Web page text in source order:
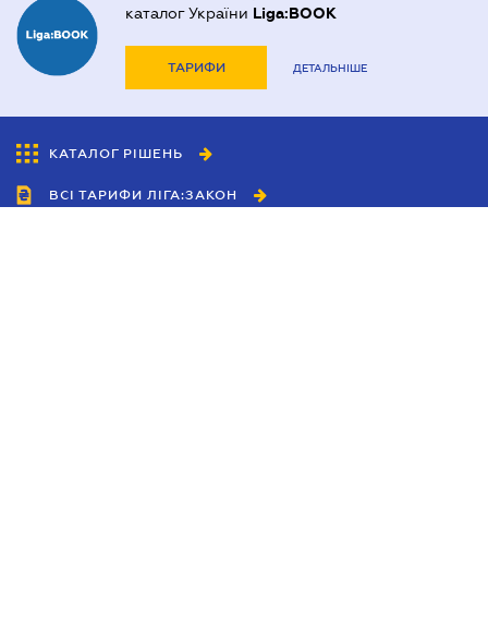
каталог України Liga:BOOK
ТАРИФИ ДЕТАЛЬНІШЕ
КАТАЛОГ РІШЕНЬ
ВСІ ТАРИФИ ЛІГА:ЗАКОН